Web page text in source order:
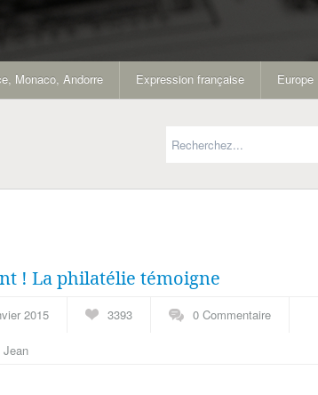
Monaco, Andorre Expression française Europe
! La philatélie témoigne
2015 3393 0 Commentaire
Jean